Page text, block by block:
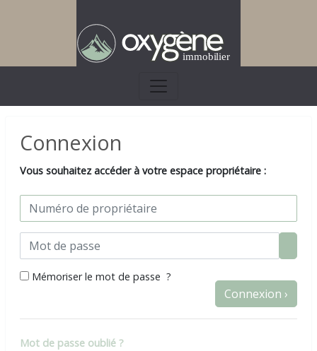
Connexion
Vous souhaitez accéder à votre espace propriétaire :
Mémoriser le mot de passe ?
Connexion ›
Mot de passe oublié ?